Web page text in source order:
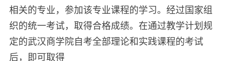
相关的专业，参加该专业课程的学习。经过国家组
织的统一考试，取得合格成绩。在通过教学计划规
定的武汉商学院自考全部理论和实践课程的考试
后，即可取得